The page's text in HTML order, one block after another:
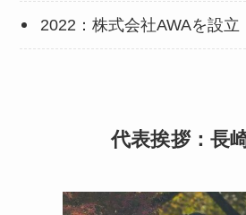
2022：株式会社AWAを設立
代表挨拶：長